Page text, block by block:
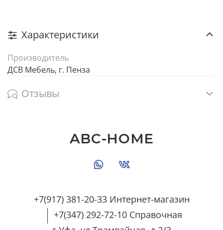
Характеристики
Производитель
ДСВ Мебель, г. Пенза
Отзывы
+7(917) 381-20-33 Интернет-магазин
+7(347) 292-72-10 Справочная
ABC-HOME